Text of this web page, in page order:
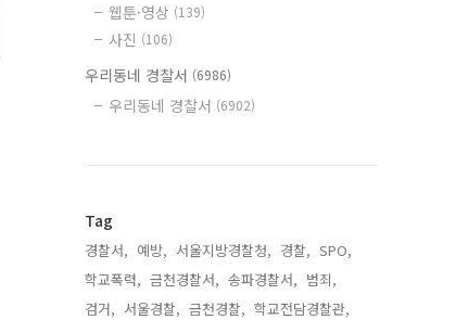
웹툰·영상 (139)
사진 (106)
우리동네 경찰서 (6986)
우리동네 경찰서 (6902)
Tag
경찰서, 예방, 서울지방경찰청, 경찰, SPO,
학교폭력, 금천경찰서, 송파경찰서, 범죄,
검거, 서울경찰, 금천경찰, 학교전담경찰관,